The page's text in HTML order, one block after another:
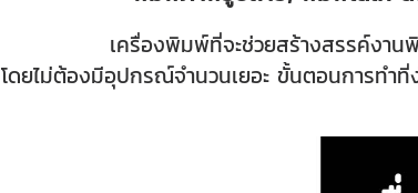
เครื่องพิมพ์ที่จะช่วยสร้างสรรค์งา
โดยไม่ต้องมีอุปกรณ์จำนวนเยอะ ขั้นตอนการทำ